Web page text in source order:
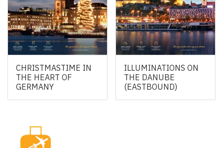
CHRISTMASTIME IN
THE HEART OF
GERMANY
ILLUMINATIONS ON
THE DANUBE
(EASTBOUND)